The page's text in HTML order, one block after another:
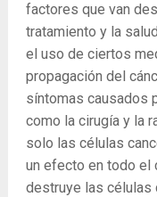
factores que van
tratamiento y la
el uso de ciertos
propagación del
síntomas causados
como la cirugía y la
solo las células
un efecto en todo el
destruye las células